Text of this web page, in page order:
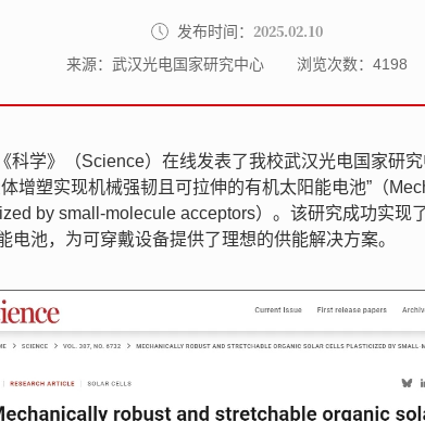
发布时间： 2025.02.10
来源：武汉光电国家研究中心 浏览次数： 4198
科学》（Science）在线发表了我校武汉光电国家研
增塑实现机械强韧且可拉伸的有机太阳能电池”（
by small-molecule acceptors）。该研究成功实现
电池，为可穿戴设备提供了理想的供能解决方案。